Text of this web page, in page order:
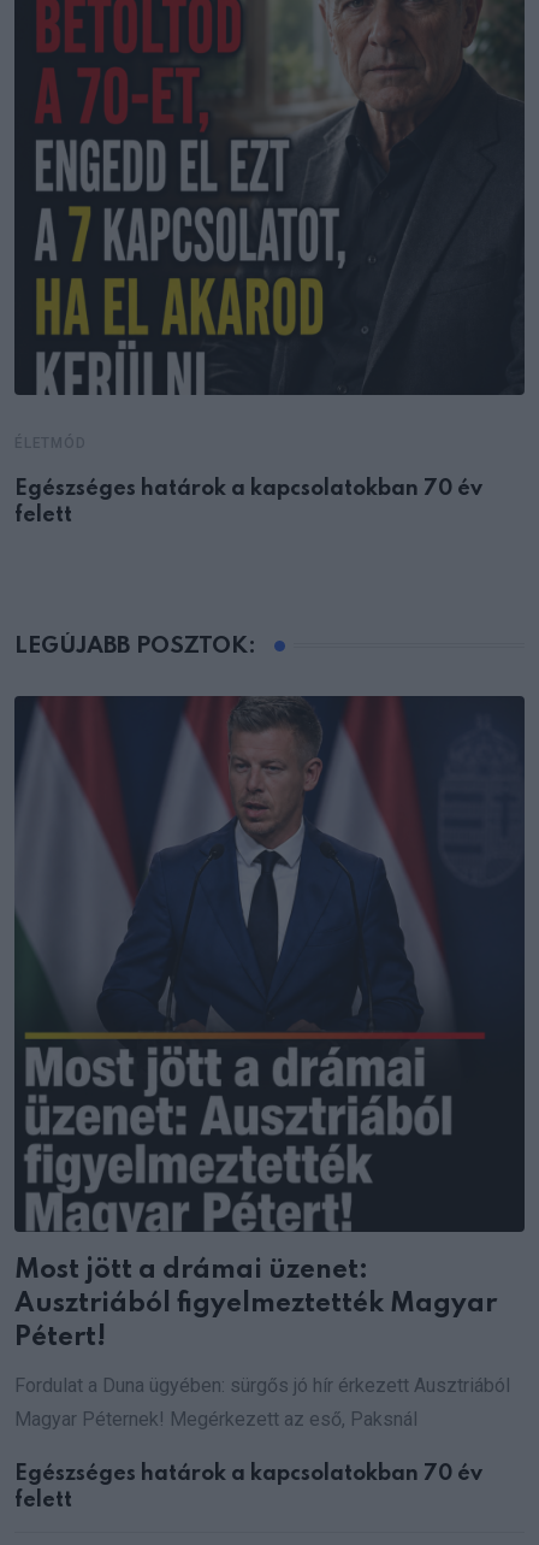
Egészséges határok a kapcsolatokban 70 év
felett
LEGÚJABB POSZTOK:
Most jött a drámai üzenet:
Ausztriából figyelmeztették Magyar
Pétert!
Fordulat a Duna ügyében: sürgős jó hír érkezett Ausztriából
Magyar Péternek! Megérkezett az eső, Paksnál
Egészséges határok a kapcsolatokban 70 év
felett